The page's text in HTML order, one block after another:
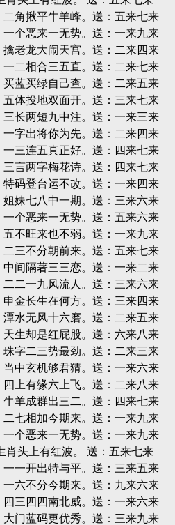
角揪平牛羊峰。送：五来七来
个恶来一无势。送：一来九来
老龙大闹天宫。送：二来四来
二相合三五直。送：二来七来
蓝买绿自己查。送：二来五来
体投地双面开。送：三来七来
长两短九中注。送：一来三来
字出将你为先。送：二来四来
三连五真正好。送：四来七来
言两字梅花诗。送：四来七来
码登台运不改。送：一来四来
妹七八中一期。送：三来六来
个恶来一无势。送：五来六来
不旺来也不弱。送：一来九来
三不分朝前来。送：五来七来
间隔著三三恋。送：一来二来
二一九风流人。送：三来六来
金长生在何方。送：三来四来
水无风十六磨。送：二来五来
生却是红屁股。送：六来八来
字二三势最劲。送：二来三来
中玄机够君猜。送：一来六来
上有缘六上飞。送：二来八来
羊成群出三二。送：四来七来
七相加今期来。送：一来九来
个恶来一无势。送：一来九来
肖头上有红波。 送：五来七来
一开出特与平。送：三来五来
六不分今期来。送：九来六来
三四四南北威。送：一来六来
门蓝码更优秀。送：三来九来